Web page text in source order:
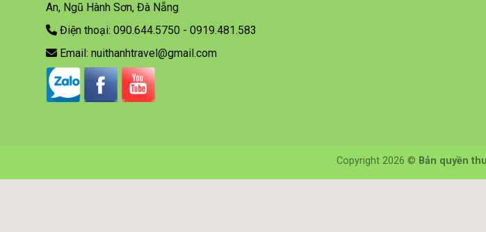
An, Ngũ Hành Sơn, Đà Nẵng
Điện thoại: 090.644.5750 - 0919.481.583
Email: nuithanhtravel@gmail.com
Copyright 2026 © Bản quyền